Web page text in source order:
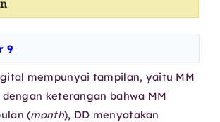
9
mempunyai tampilan, yaitu MM
dengan keterangan bahwa MM
(month), DD menyatakan